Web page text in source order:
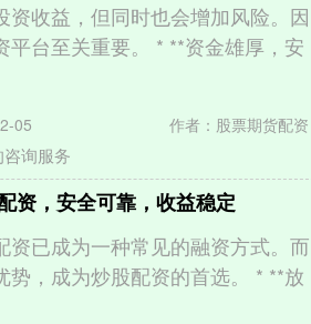
收益，但同时也会增加风险。因
台至关重要。 * **资金雄厚，安
05 作者：股票期货配资
询服务
资，安全可靠，收益稳定
已成为一种常见的融资方式。而
，成为炒股配资的首选。 * **放